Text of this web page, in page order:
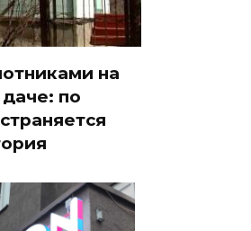
на
по